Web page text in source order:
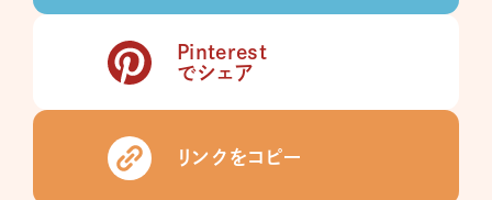
Pinterest
でシェア
リンクをコピー